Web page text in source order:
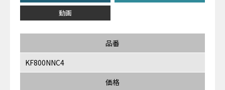
動画
品番
KF800NNC4
価格